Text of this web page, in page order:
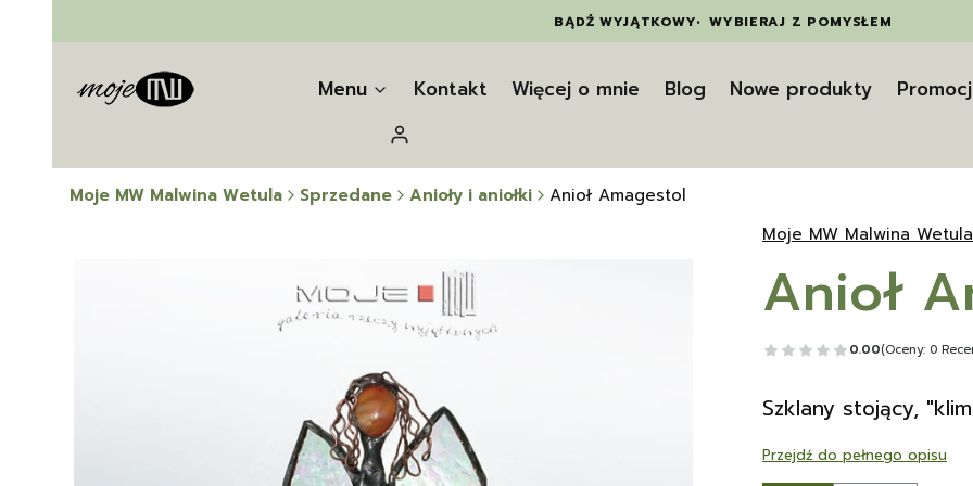
BĄDŹ WYJĄTKOWY• WYBIERAJ Z POMYSŁEM
Menu Kontakt Więcej o mnie Blog Nowe produkty
Zaloguj się
Moje MW Malwina Wetula Sprzedane Anioły i aniołki
Anioł Amagestol
Moje MW Malwina Wetula
Anioł
0.00(Oceny: 0
Szklany stojący,
Przejdź do pełnego opisu